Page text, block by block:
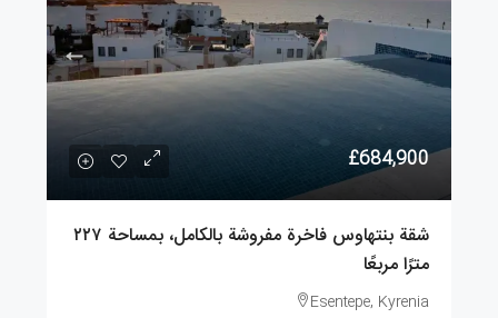
£684,900
شقة بنتهاوس فاخرة مفروشة بالكامل، بمساحة ٢٢٧
مترًا مربعًا
Esentepe, Kyrenia